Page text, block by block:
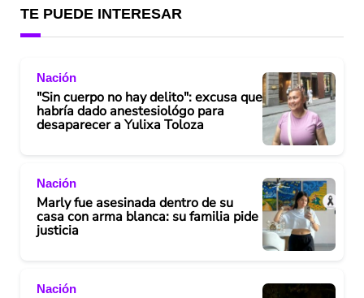
TE PUEDE INTERESAR
Nación
"Sin cuerpo no hay delito": excusa que
habría dado anestesiológo para
desaparecer a Yulixa Toloza
Nación
Marly fue asesinada dentro de su
casa con arma blanca: su familia pide
justicia
Nación